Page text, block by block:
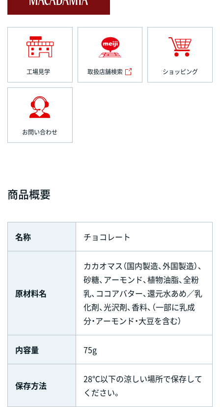
工場見学 取扱店舗検索 ショッピング
お問い合わせ
商品概要
名称 チョコレート
原材料名
カカオマス（国内製造、外国製造）、
砂糖、アーモンド、植物油脂、全粉
乳、ココアバター、還元水あめ／乳
化剤、光沢剤、香料、（一部に乳成
分・アーモンド・大豆を含む）
内容量 75g
保存方法
28℃以下の涼しい場所で保存して
ください。